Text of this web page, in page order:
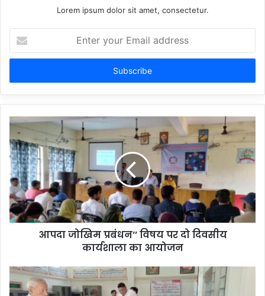
Lorem ipsum dolor sit amet, consectetur.
your
Email
आपदा जोखिम प्रबंधन’’ विषय पर दो दिवसीय
कार्यशाला का आयोजन